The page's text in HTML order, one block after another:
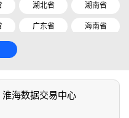
湖北省 湖南省
广东省 海南省
淮海数据交易中心